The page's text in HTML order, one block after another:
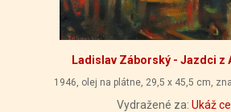
Ladislav Záborský - Jazdci z
1946, olej na plátne, 29,5 x 45,5 cm,
Vydražené za: Ukáž